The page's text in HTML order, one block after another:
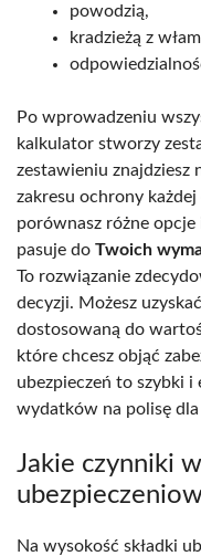
powodzią,
kradzieżą z
Po wprowadzeniu
kalkulator stworzy
zestawieniu znajdziesz
zakresu ochrony
porównasz różne
pasuje do Twoich
To rozwiązanie
decyzji. Możesz
dostosowaną do
które chcesz objąć
ubezpieczeń to szybki
wydatków na polisę dla
Jakie czynniki
Na wysokość składki